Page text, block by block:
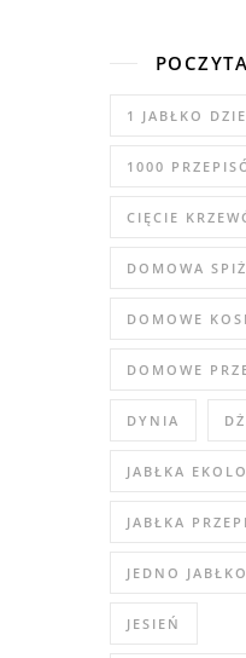
1 JABŁKO
1000
CIĘCIE
DOMOWA
DOMOWE
DOMOWE
DYNIA
JABŁKA
JABŁKA
JEDNO
JESIEŃ